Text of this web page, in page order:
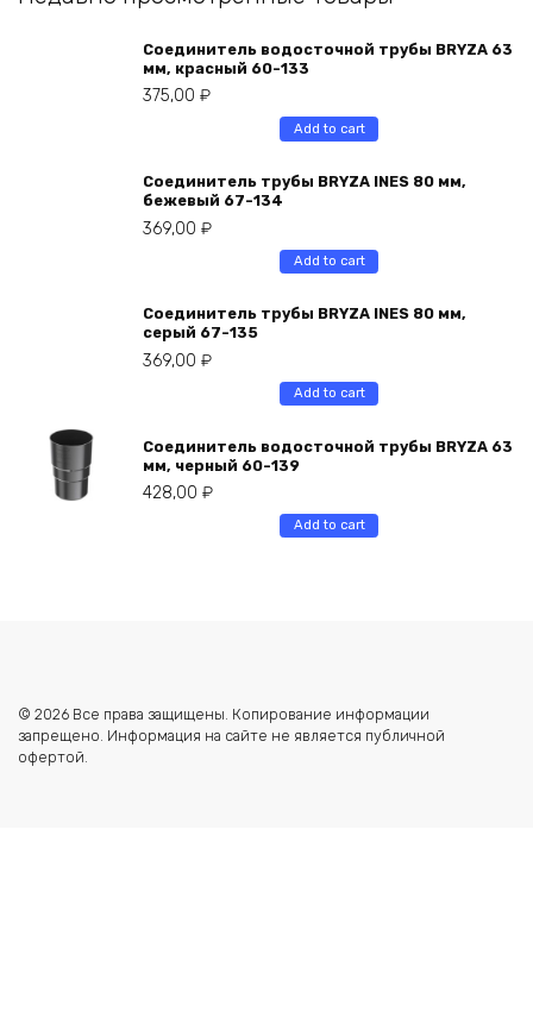
Соединитель водосточной трубы BRYZA 63
мм, краcный 60-133
375,00 ₽
Add to cart
Соединитель трубы BRYZA INES 80 мм,
бежевый 67-134
369,00 ₽
Add to cart
Соединитель трубы BRYZA INES 80 мм,
серый 67-135
369,00 ₽
Add to cart
Соединитель водосточной трубы BRYZA 63
мм, черный 60-139
428,00 ₽
Add to cart
© 2026 Все права защищены. Копирование информации
запрещено. Информация на сайте не является публичной
офертой.